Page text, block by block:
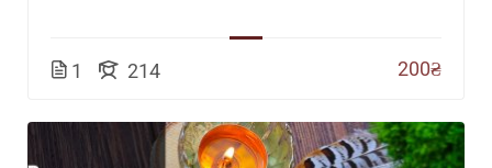
1 214 200₴